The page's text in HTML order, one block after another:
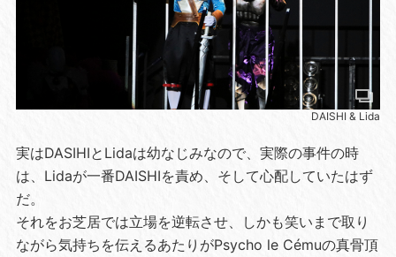
DAISHI & Lida
実はDASIHIとLidaは幼なじみなので、実際の事件の時
は、Lidaが一番DAISHIを責め、そして心配していたはず
だ。
それをお芝居では立場を逆転させ、しかも笑いまで取り
ながら気持ちを伝えるあたりがPsycho le Cémuの真骨頂